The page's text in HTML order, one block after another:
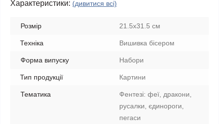
Характеристики: (дивитися всі)
Розмір 21.5x31.5 см
Техніка Вишивка бісером
Форма випуску Набори
Тип продукції Картини
Тематика
Фентезі: феї, дракони,
русалки, єдинороги,
пегаси